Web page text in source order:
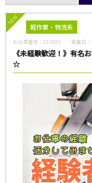
NEW
軽作業・物流系
お仕事番号：013091 掲載日：
《未経験歓迎！》有名
☆